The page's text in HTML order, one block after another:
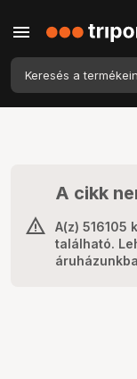
menu
A cikk
A(z) 516105
található.